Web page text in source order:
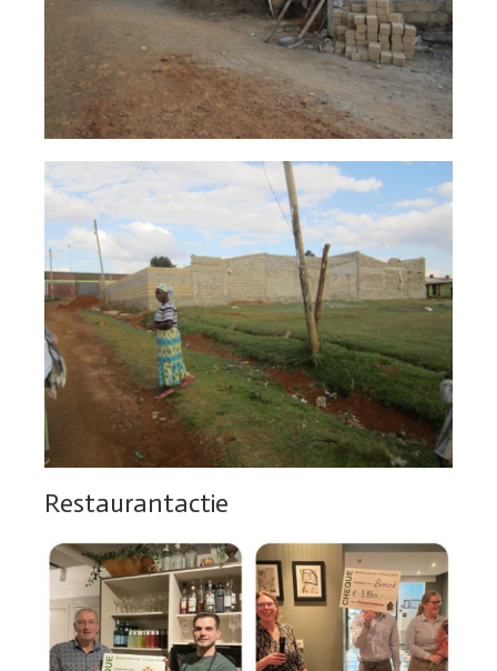
Restaurantactie